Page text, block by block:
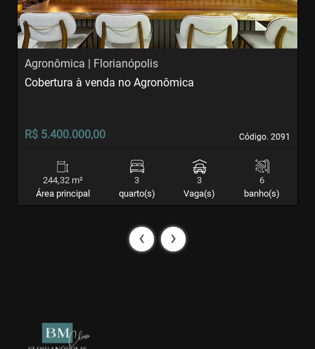
Agronômica | Florianópolis
Código. 2091
Código. 2091
Cobertura à venda no Agronômica
R$ 5.400.000,00
244,32 m²
Área principal
3
quarto(s)
3
Vaga(s)
6
banho(s)
‹ ›